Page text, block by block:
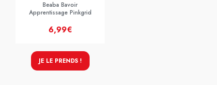
Beaba Bavoir
Apprentissage Pinkgrid
6,99€
JE LE PRENDS !